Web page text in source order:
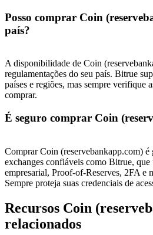
Posso comprar Coin
país?
A disponibilidade de Coin
regulamentações do seu país. Bitrue
países e regiões, mas sempre verifique
comprar.
É seguro comprar Coin
Comprar Coin (reservebankapp.com) é
exchanges confiáveis ​​como Bitrue, que
empresarial, Proof-of-Reserves, 2FA e
Sempre proteja suas credenciais de
Recursos Coin
relacionados